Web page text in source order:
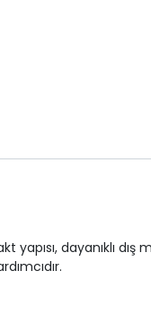
dayanıklı dış